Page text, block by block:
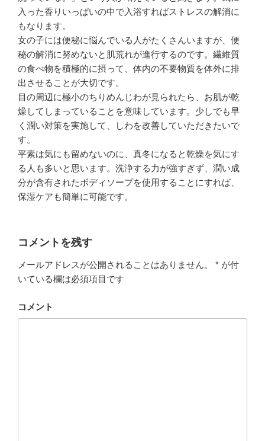
入った香りいっぱいの中で入浴すればストレスの解消に
もなります。
女の子には便秘に悩んでいる人がたくさんいますが、便
秘の解消に努めないと肌荒れが進行するのです。繊維質
の食べ物を積極的に摂って、体内の不要物質を体外に排
出させることが大切です。
目の周辺に極小のちりめんじわが見られたら、お肌が乾
燥してしまっていることを意味しています。少しでも早
く潤い対策を実施して、しわを改善していただきたいで
す。
平素は気にも留めないのに、真冬になると乾燥を気にす
る人も多いと思います。洗浄する力が強すぎず、潤い成
分が含有されたボディソープを使用することにすれば、
保湿ケアも簡単に可能です。
コメントを残す
メールアドレスが公開されることはありません。 * が付
いている欄は必須項目です
コメント